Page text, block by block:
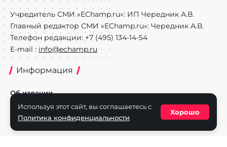
Учредитель СМИ «EChamp.ru»: ИП Чередник А.В.
Главный редактор СМИ «EChamp.ru»: Чередник А.В.
Телефон редакции: +7 (495) 134-14-54
E-mail : info@echamp.ru
Информация
Об издании
Реклама на портале
Политика конфиденциальности
Используя этот сайт, вы соглашаетесь с
Политика конфиденциальности
Хорошо